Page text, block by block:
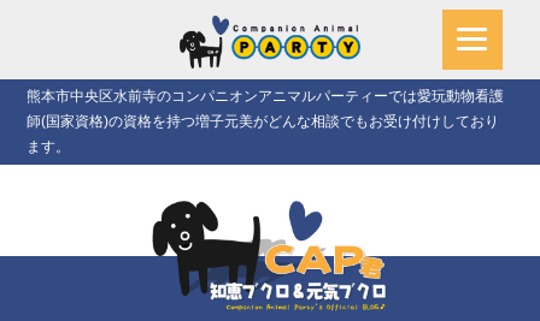
熊本市中央区水前寺のコンパニオンアニマルパーティーでは愛玩動物看護
師(国家資格)の資格を持つ増子元美がどんな相談でもお受け付けしており
ます。